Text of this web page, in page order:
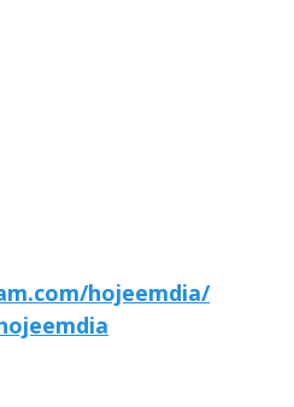
hojeemdia/